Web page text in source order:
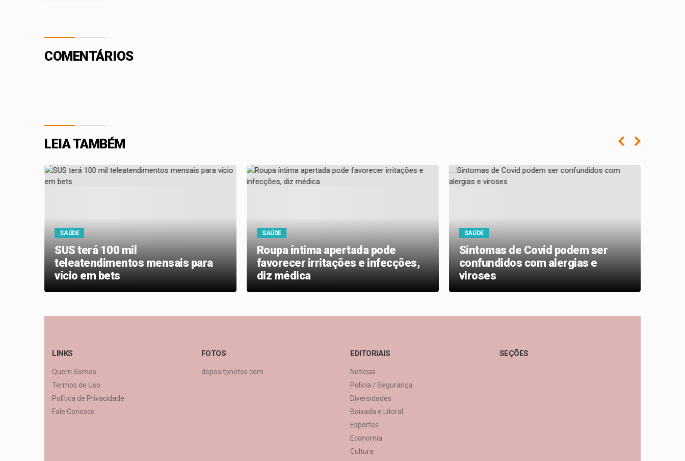
COMENTÁRIOS
LEIA TAMBÉM
SAÚDE
SUS terá 100 mil
teleatendimentos mensais para
vício em bets
SAÚDE
Roupa íntima apertada pode
favorecer irritações e infecções,
diz médica
SAÚDE
Sintomas de Covid podem ser
confundidos com alergias e
viroses
LINKS
Quem Somos
Termos de Uso
Política de Privacidade
Fale Conosco
FOTOS
depositphotos.com
EDITORIAIS
Notícias
Polícia / Segurança
Diversidades
Baixada e Litoral
Esportes
Economia
Cultura
SEÇÕES